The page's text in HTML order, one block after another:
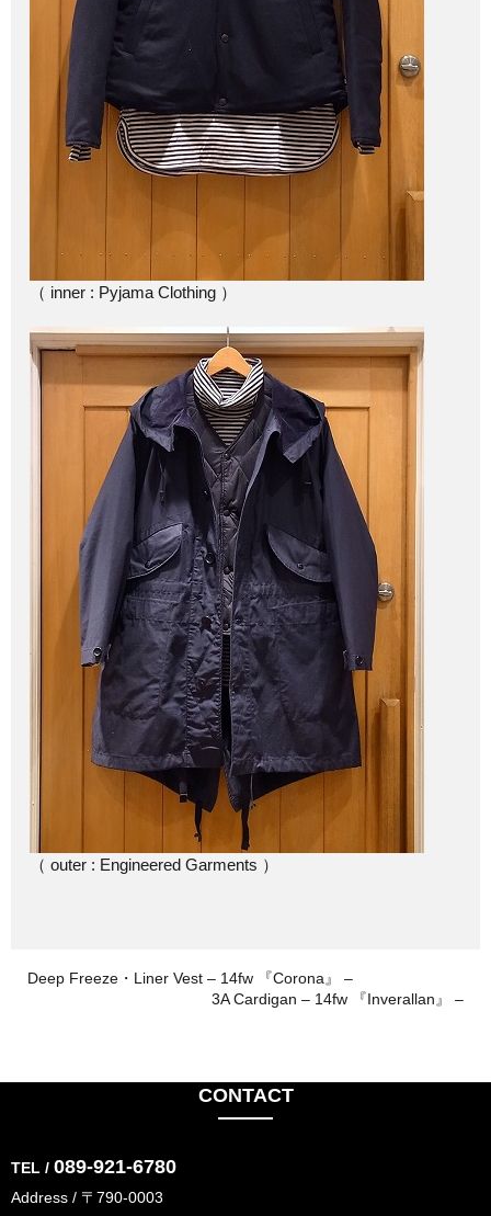
（ inner : Pyjama Clothing ）
（ outer : Engineered Garments ）
Deep Freeze・Liner Vest – 14fw 『Corona』 –
3A Cardigan – 14fw 『Inverallan』 –
CONTACT
TEL / 089-921-6780
Address / 〒790-0003